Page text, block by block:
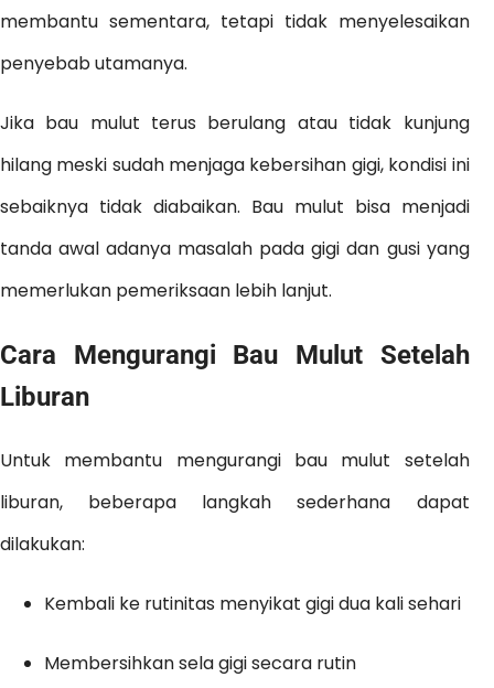
membantu sementara, tetapi tidak menyelesaikan
penyebab utamanya.
Jika bau mulut terus berulang atau tidak kunjung
hilang meski sudah menjaga kebersihan gigi, kondisi ini
sebaiknya tidak diabaikan. Bau mulut bisa menjadi
tanda awal adanya masalah pada gigi dan gusi yang
memerlukan pemeriksaan lebih lanjut.
Cara Mengurangi Bau Mulut Setelah
Liburan
Untuk membantu mengurangi bau mulut setelah
liburan, beberapa langkah sederhana dapat
dilakukan:
Kembali ke rutinitas menyikat gigi dua kali sehari
Membersihkan sela gigi secara rutin